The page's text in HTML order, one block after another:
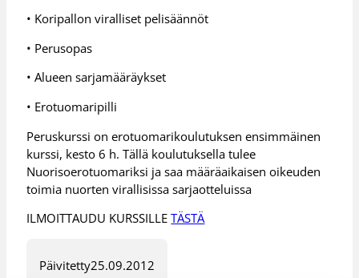
• Koripallon viralliset pelisäännöt
• Perusopas
• Alueen sarjamääräykset
• Erotuomaripilli
Peruskurssi on erotuomarikoulutuksen ensimmäinen
kurssi, kesto 6 h. Tällä koulutuksella tulee
Nuorisoerotuomariksi ja saa määräaikaisen oikeuden
toimia nuorten virallisissa sarjaotteluissa
ILMOITTAUDU KURSSILLETÄSTÄ
Päivitetty25.09.2012